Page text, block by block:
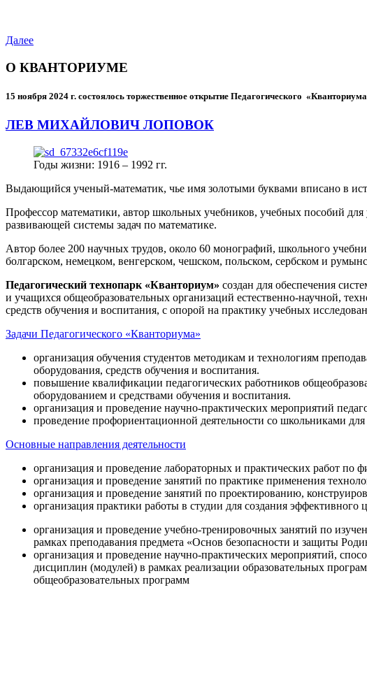
Далее
О КВАНТОРИУМЕ
15 ноября 2024 г. состоялось торжественное открытие Педагогического
ЛЕВ МИХАЙЛОВИЧ ЛОПОВОК
Годы жизни: 1916 – 1992 гг.
Выдающийся ученый-математик, чье имя золотыми буквами вписано в
Профессор математики, автор школьных учебников, учебных пособий
развивающей системы задач по математике.
Автор более 200 научных трудов, около 60 монографий, школьного
болгарском, немецком, венгерском, чешском, польском, сербском и
Педагогический технопарк «Кванториум» создан для обеспечения
и учащихся общеобразовательных организаций естественно-научной,
средств обучения и воспитания, с опорой на практику учебных
Задачи Педагогического «Кванториума»
организация обучения студентов методикам и технологиям
оборудования, средств обучения и воспитания.
повышение квалификации педагогических работников
оборудованием и средствами обучения и воспитания.
организация и проведение научно-практических мероприятий
проведение профориентационной деятельности со школьниками
Основные направления деятельности
организация и проведение лабораторных и практических работ
организация и проведение занятий по практике применения
организация и проведение занятий по проектированию,
организация практики работы в студии для создания
организация и проведение учебно-тренировочных занятий по
рамках преподавания предмета «Основ безопасности и защиты
организация и проведение научно-практических мероприятий,
дисциплин (модулей) в рамках реализации образовательных
общеобразовательных программ